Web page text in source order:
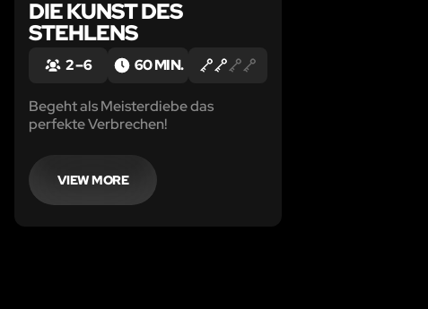
DIE KUNST DES
STEHLENS
2 – 6 60 MIN.
Begeht als Meisterdiebe das
perfekte Verbrechen!
VIEW MORE